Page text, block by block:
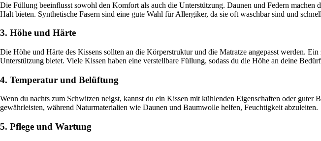
Die Füllung beeinflusst sowohl den Komfort als auch die Unterstützung. Daunen und Federn
Halt bieten. Synthetische Fasern sind eine gute Wahl für Allergiker, da sie oft waschbar sind und
3. Höhe und Härte
Die Höhe und Härte des Kissens sollten an die Körperstruktur und die Matratze angepasst werden.
Unterstützung bietet. Viele Kissen haben eine verstellbare Füllung, sodass du die Höhe an deine
4. Temperatur und Belüftung
Wenn du nachts zum Schwitzen neigst, kannst du ein Kissen mit kühlenden Eigenschaften oder
gewährleisten, während Naturmaterialien wie Daunen und Baumwolle helfen, Feuchtigkeit abzuleiten.
5. Pflege und Wartung